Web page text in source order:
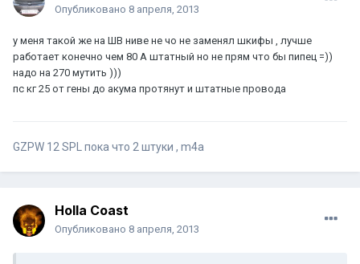
Опубликовано 8 апреля, 2013
у меня такой же на ШВ ниве не чо не заменял шкифы , лучше
работает конечно чем 80 А штатный но не прям что бы пипец =))
надо на 270 мутить )))
пс кг 25 от гены до акума протянут и штатные провода
GZPW 12 SPL пока что 2 штуки , m4a
Holla Coast
Опубликовано 8 апреля, 2013